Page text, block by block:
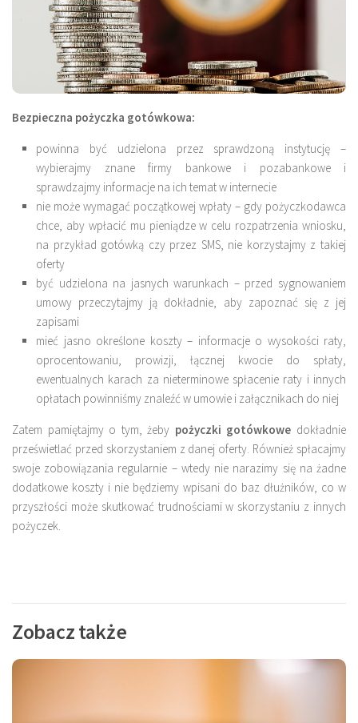
Bezpieczna pożyczka gotówkowa:
powinna być udzielona przez sprawdzoną instytucję –
wybierajmy znane firmy bankowe i pozabankowe i
sprawdzajmy informacje na ich temat w internecie
nie może wymagać początkowej wpłaty – gdy pożyczkodawca
chce, aby wpłacić mu pieniądze w celu rozpatrzenia wniosku,
na przykład gotówką czy przez SMS, nie korzystajmy z takiej
oferty
być udzielona na jasnych warunkach – przed sygnowaniem
umowy przeczytajmy ją dokładnie, aby zapoznać się z jej
zapisami
mieć jasno określone koszty – informacje o wysokości raty,
oprocentowaniu, prowizji, łącznej kwocie do spłaty,
ewentualnych karach za nieterminowe spłacenie raty i innych
opłatach powinniśmy znaleźć w umowie i załącznikach do niej
Zatem pamiętajmy o tym, żeby pożyczki gotówkowe dokładnie
prześwietlać przed skorzystaniem z danej oferty. Również spłacajmy
swoje zobowiązania regularnie – wtedy nie narazimy się na żadne
dodatkowe koszty i nie będziemy wpisani do baz dłużników, co w
przyszłości może skutkować trudnościami w skorzystaniu z innych
pożyczek.
Zobacz także